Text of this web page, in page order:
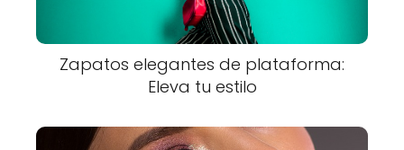
Zapatos elegantes de plataforma:
Eleva tu estilo